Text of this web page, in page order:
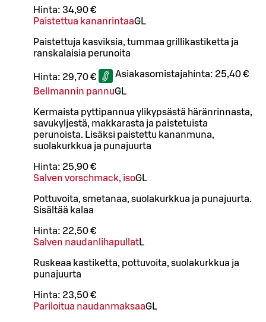
Hinta: 34,90 €
Paistettua kananrintaaGL
Paistettuja kasviksia, tummaa grillikastiketta ja
ranskalaisia perunoita
Hinta: 29,70 € Asiakasomistajahinta: 25,40 €
Bellmannin pannuGL
Kermaista pyttipannua ylikypsästä häränrinnasta,
savukyljestä, makkarasta ja paistetuista
perunoista. Lisäksi paistettu kananmuna,
suolakurkkua ja punajuurta
Hinta: 25,90 €
Salven vorschmack, isoGL
Pottuvoita, smetanaa, suolakurkkua ja punajuurta.
Sisältää kalaa
Hinta: 22,50 €
Salven naudanlihapullatL
Ruskeaa kastiketta, pottuvoita, suolakurkkua ja
punajuurta
Hinta: 23,50 €
Pariloitua naudanmaksaaGL